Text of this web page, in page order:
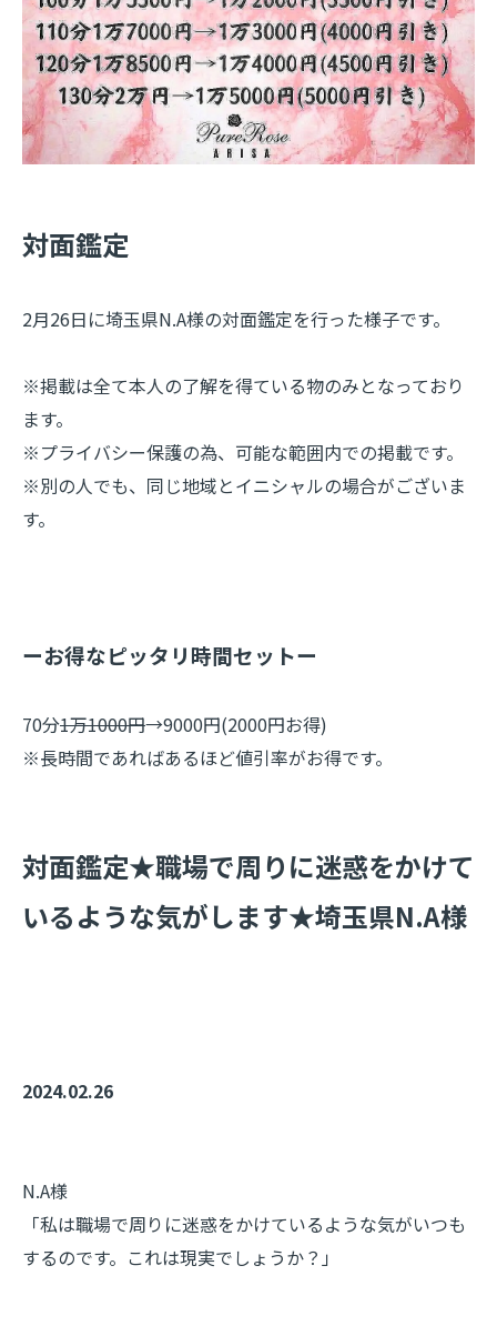
​対面鑑定
2月26日に埼玉県N.A様の対面鑑定を行った様子です。
※掲載は全て本人の了解を得ている物のみとなっており
ます。
※プライバシー保護の為、可能な範囲内での掲載です。
※別の人でも、同じ地域とイニシャルの場合がございま
す。
ーお得なピッタリ時間セットー
70分1万1000円→9000円(2000円お得)
※長時間であればあるほど値引率がお得です。
​対面鑑定★職場で周りに迷惑をかけて
いるような気がします★埼玉県N.A様
2024.02.26
N.A様
「私は職場で周りに迷惑をかけているような気がいつも
するのです。これは現実でしょうか？」